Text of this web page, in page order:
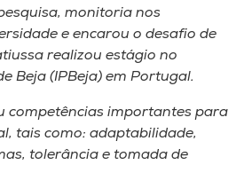
monitoria nos
e encarou o desafio de
realizou estágio no
Beja (IPBeja) em Portugal.
competências importantes para
tais como: adaptabilidade,
tolerância e tomada de